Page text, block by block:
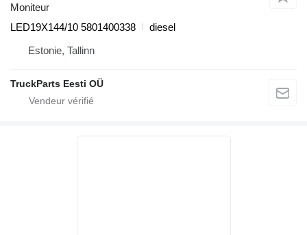
Moniteur
LED19X144/10 5801400338
diesel
Estonie, Tallinn
TruckParts Eesti OÜ